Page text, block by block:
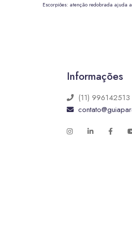
Escorpiões: atenção redobrada ajuda
Informações
(11) 996142513